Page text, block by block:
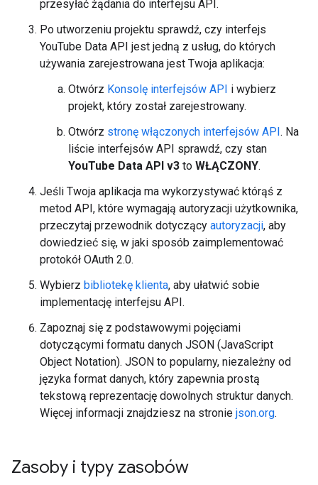
przesyłać żądania do interfejsu API.
Po utworzeniu projektu sprawdź, czy interfejs
YouTube Data API jest jedną z usług, do których
używania zarejestrowana jest Twoja aplikacja:
Otwórz Konsolę interfejsów API i wybierz
projekt, który został zarejestrowany.
Otwórz stronę włączonych interfejsów API. Na
liście interfejsów API sprawdź, czy stan
YouTube Data API v3 to WŁĄCZONY.
Jeśli Twoja aplikacja ma wykorzystywać którąś z
metod API, które wymagają autoryzacji użytkownika,
przeczytaj przewodnik dotyczący autoryzacji, aby
dowiedzieć się, w jaki sposób zaimplementować
protokół OAuth 2.0.
Wybierz bibliotekę klienta, aby ułatwić sobie
implementację interfejsu API.
Zapoznaj się z podstawowymi pojęciami
dotyczącymi formatu danych JSON (JavaScript
Object Notation). JSON to popularny, niezależny od
języka format danych, który zapewnia prostą
tekstową reprezentację dowolnych struktur danych.
Więcej informacji znajdziesz na stronie json.org.
Zasoby i typy zasobów